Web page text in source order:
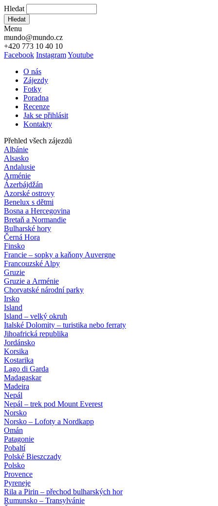
Hledat
Hledat
Menu
mundo@mundo.cz
+420 773 10 40 10
Facebook InstagramYoutube
O nás
Zájezdy
Fotky
Poradna
Recenze
Jak se přihlásit
Kontakty
Přehled všech zájezdů
Albánie
Alsasko
Andalusie
Arménie
Ázerbájdžán
Azorské ostrovy
Benelux s dětmi
Bosna a Hercegovina
Bretaň a Normandie
Bulharské hory
Černá Hora
Finsko
Francie – sopky a kaňony Auvergne
Francouzské Alpy
Gruzie
Gruzie a Arménie
Chorvatské národní parky
Irsko
Island
Island – velký okruh
Italské Dolomity – turistika nebo ferraty
Jihoafrická republika
Jordánsko
Korsika
Kostarika
Lago di Garda
Madagaskar
Madeira
Nepál
Nepál – trek pod Mount Everest
Norsko
Norsko – Lofoty a Nordkapp
Omán
Patagonie
Pobaltí
Polské Bieszczady
Polsko
Provence
Pyreneje
Rila a Pirin – přechod bulharských hor
Rumunsko – Transylvánie